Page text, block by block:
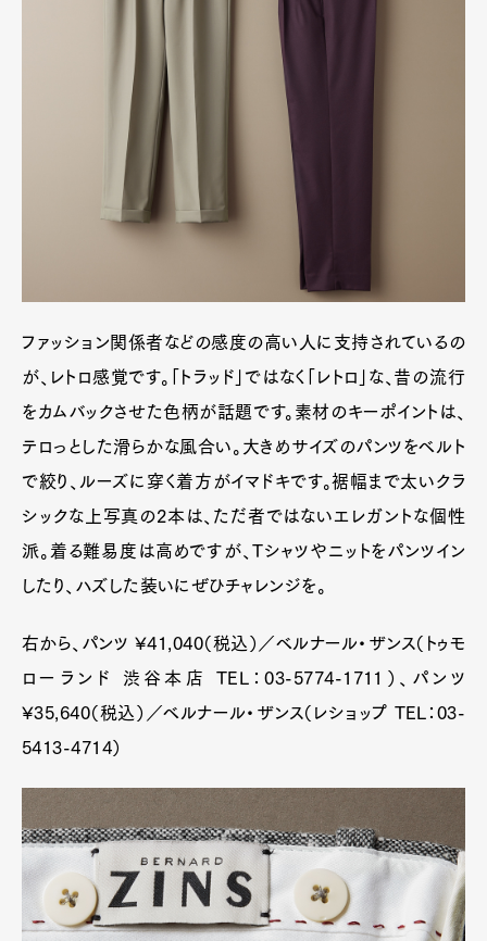
Art&Design Watch
Fashion
Gourmet
Product Culture
ファッション関係者などの感度の高い人に支持されているの
が、レトロ感覚です。「トラッド」ではなく「レトロ」な、昔の流行
をカムバックさせた色柄が話題です。素材のキーポイントは、
テロっとした滑らかな風合い。大きめサイズのパンツをベルト
で絞り、ルーズに穿く着方がイマドキです。裾幅まで太いクラ
シックな上写真の2本は、ただ者ではないエレガントな個性
派。着る難易度は高めですが、Tシャツやニットをパンツイン
したり、ハズした装いにぜひチャレンジを。
右から、パンツ ¥41,040（税込）／ベルナール・ザンス（トゥモ
ローランド 渋谷本店 TEL：03-5774-1711）、パンツ
¥35,640（税込）／ベルナール・ザンス（レショップ TEL：03-
5413-4714）